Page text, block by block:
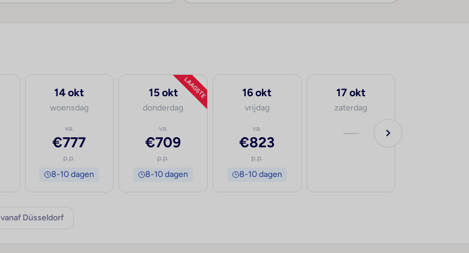
14 okt
woensdag
va.
€777
p.p.
8-10 dagen
LAAGSTE
15 okt
donderdag
va.
€709
p.p.
8-10 dagen
16 okt
vrijdag
va.
€823
p.p.
8-10 dagen
17 okt
zaterdag
—
vanaf Düsseldorf